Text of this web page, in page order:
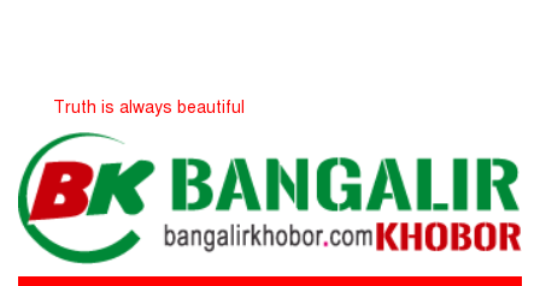
is always beautiful